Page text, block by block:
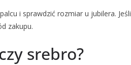
i sprawdzić rozmiar u jubilera. Jeśli
zakupu.
srebro?